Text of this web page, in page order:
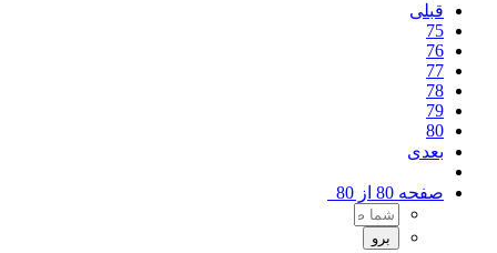
قبلی
75
76
77
78
79
80
بعدی
صفحه 80 از 80